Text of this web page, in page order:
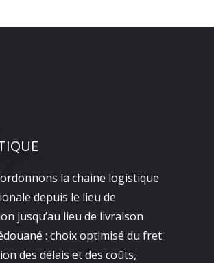
la chaine logistique
depuis le lieu de
jusqu’au lieu de livraison
: choix optimisé du fret
des délais et des coûts,